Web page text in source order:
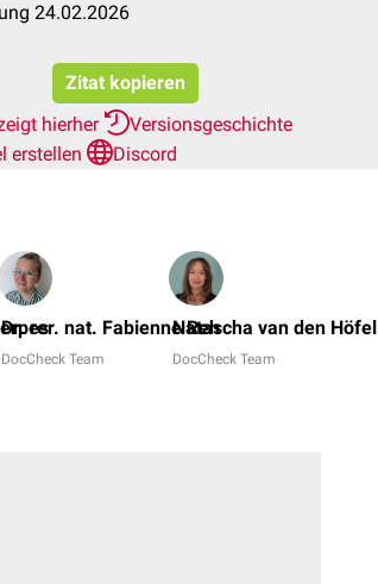
24.02.2026
Zitat kopieren
hierher
Versionsgeschichte
erstellen
Discord
Dr. rer. nat. Fabienne Reh
DocCheck Team
Natascha van den Höfel
DocCheck Team